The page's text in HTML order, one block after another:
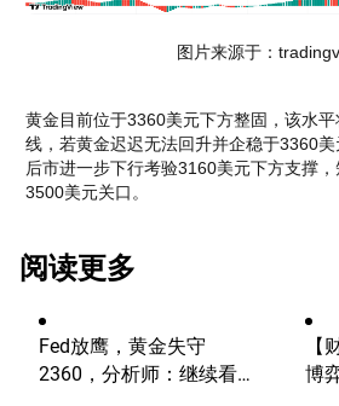
图片来源于：
黄金目前位于3360美元下方整固，该水
线，若黄金迟迟无法回升并企稳于3360
后市进一步下行考验3160美元下方支撑
3500美元关口。
阅读更多
Fed放鹰，黄金失守
2360，分析师：继续看
博